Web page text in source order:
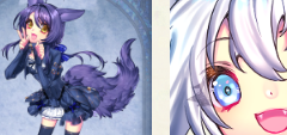
の
ペ
ー
ジ